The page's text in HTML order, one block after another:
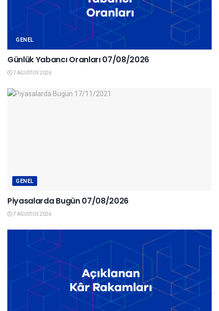
GENEL
Günlük Yabancı Oranları 07/08/2026
7 AĞUSTOS 2026
GENEL
Piyasalarda Bugün 07/08/2026
7 AĞUSTOS 2026